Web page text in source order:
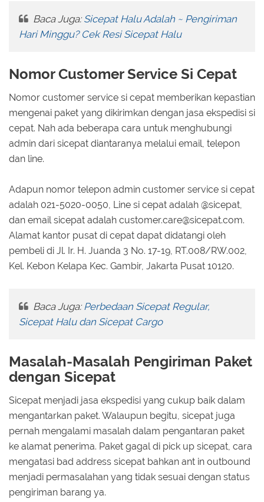
Baca Juga: Sicepat Halu Adalah ~ Pengiriman
Hari Minggu? Cek Resi Sicepat Halu
Nomor Customer Service Si Cepat
Nomor customer service si cepat memberikan kepastian
mengenai paket yang dikirimkan dengan jasa ekspedisi si
cepat. Nah ada beberapa cara untuk menghubungi
admin dari sicepat diantaranya melalui email, telepon
dan line.
Adapun nomor telepon admin customer service si cepat
adalah 021-5020-0050, Line si cepat adalah @sicepat,
dan email sicepat adalah customer.care@sicepat.com.
Alamat kantor pusat di cepat dapat didatangi oleh
pembeli di Jl. Ir. H. Juanda 3 No. 17-19, RT.008/RW.002,
Kel. Kebon Kelapa Kec. Gambir, Jakarta Pusat 10120.
Baca Juga: Perbedaan Sicepat Regular,
Sicepat Halu dan Sicepat Cargo
Masalah-Masalah Pengiriman Paket
dengan Sicepat
Sicepat menjadi jasa ekspedisi yang cukup baik dalam
mengantarkan paket. Walaupun begitu, sicepat juga
pernah mengalami masalah dalam pengantaran paket
ke alamat penerima. Paket gagal di pick up sicepat, cara
mengatasi bad address sicepat bahkan ant in outbound
menjadi permasalahan yang tidak sesuai dengan status
pengiriman barang ya.